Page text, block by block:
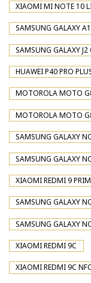
XIAOMI MI NOTE 10
SAMSUNG GALAXY
SAMSUNG GALAXY J2
HUAWEI P40 PRO
MOTOROLA MOTO
MOTOROLA MOTO
SAMSUNG GALAXY
SAMSUNG GALAXY
XIAOMI REDMI 9
SAMSUNG GALAXY
SAMSUNG GALAXY
XIAOMI REDMI 9C
XIAOMI REDMI 9C NFC